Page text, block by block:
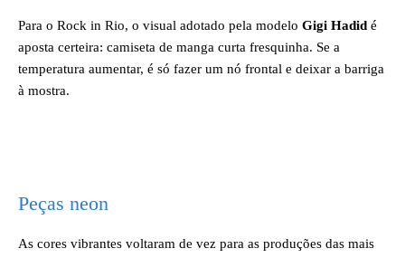
Para o Rock in Rio, o visual adotado pela modelo Gigi Hadid é
aposta certeira: camiseta de manga curta fresquinha. Se a
temperatura aumentar, é só fazer um nó frontal e deixar a barriga
à mostra.
Peças neon
As cores vibrantes voltaram de vez para as produções das mais